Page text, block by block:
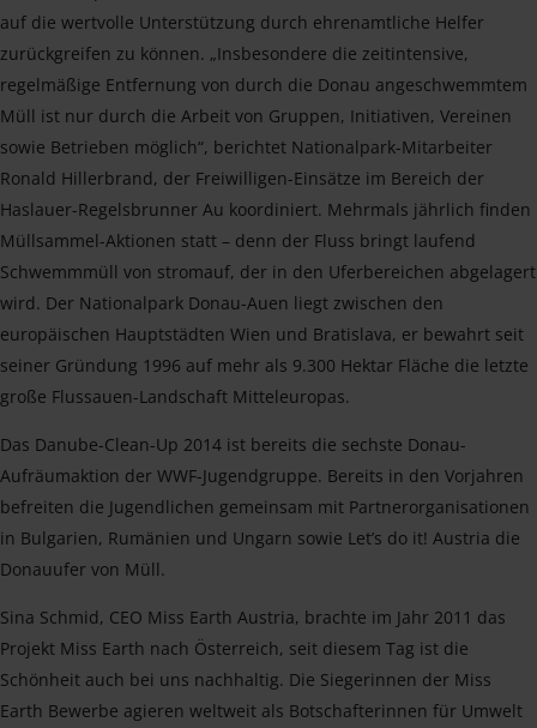
auf die wertvolle Unterstützung durch ehrenamtliche Helfer
zurückgreifen zu können. „Insbesondere die zeitintensive,
regelmäßige Entfernung von durch die Donau angeschwemmtem
Müll ist nur durch die Arbeit von Gruppen, Initiativen, Vereinen
sowie Betrieben möglich“, berichtet Nationalpark-Mitarbeiter
Ronald Hillerbrand, der Freiwilligen-Einsätze im Bereich der
Haslauer-Regelsbrunner Au koordiniert. Mehrmals jährlich finden
Müllsammel-Aktionen statt – denn der Fluss bringt laufend
Schwemmmüll von stromauf, der in den Uferbereichen abgelagert
wird. Der Nationalpark Donau-Auen liegt zwischen den
europäischen Hauptstädten Wien und Bratislava, er bewahrt seit
seiner Gründung 1996 auf mehr als 9.300 Hektar Fläche die letzte
große Flussauen-Landschaft Mitteleuropas.
Das Danube-Clean-Up 2014 ist bereits die sechste Donau-
Aufräumaktion der WWF-Jugendgruppe. Bereits in den Vorjahren
befreiten die Jugendlichen gemeinsam mit Partnerorganisationen
in Bulgarien, Rumänien und Ungarn sowie Let’s do it! Austria die
Donauufer von Müll.
Sina Schmid, CEO Miss Earth Austria, brachte im Jahr 2011 das
Projekt Miss Earth nach Österreich, seit diesem Tag ist die
Schönheit auch bei uns nachhaltig. Die Siegerinnen der Miss
Earth Bewerbe agieren weltweit als Botschafterinnen für Umwelt